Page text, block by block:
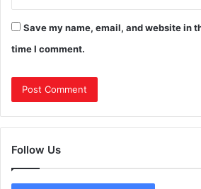
Save my name, email, and website in
time I comment.
Follow Us